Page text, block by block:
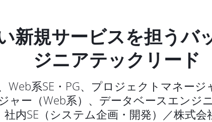
新規サービスを担うバ
ジニアテックリード
Web系SE・PG、プロジェクトマネー
ャー（Web系）、データベースエンジ
社内SE（システム企画・開発）／株式